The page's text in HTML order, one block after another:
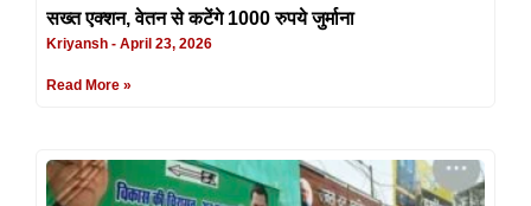
सख्त एक्शन, वेतन से कटेंगे 1000 रुपये जुर्माना
Kriyansh April 23, 2026
Read More »